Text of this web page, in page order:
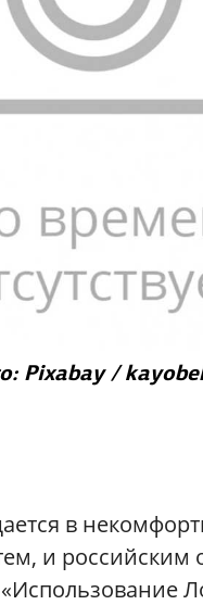
Pixabay /
в
и российским